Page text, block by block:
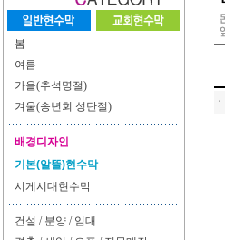
봄
여름
가을(추석명절)
겨울(송년회 성탄절)
배경디자인
기본(알뜰)현수막
시게시대현수막
건설 / 분양 / 임대
ㆍ